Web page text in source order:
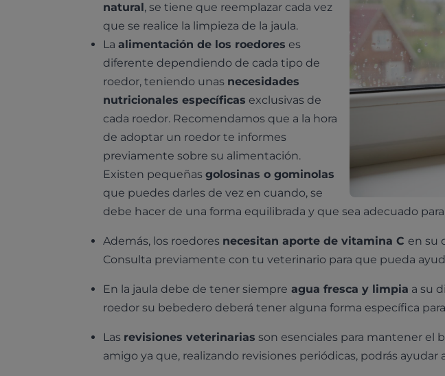
natural , se tiene que reemplazar cada vez
que se realice la limpieza de la jaula.
La alimentación de los roedores es
diferente dependiendo de cada tipo de
roedor, teniendo unas necesidades
nutricionales específicas exclusivas de
cada roedor. Recomendamos que a la hora
de adoptar un roedor te informes
previamente sobre su alimentación.
Existen pequeñas golosinas o gominolas
que puedes darles de vez en cuando, se
debe hacer de una forma equilibrada y que sea adecuado
Además, los roedores necesitan aporte de vitamina C en su
Consulta previamente con tu veterinario para que pueda
En la jaula debe de tener siempre agua fresca y limpia a su
roedor su bebedero deberá tener alguna forma específica
Las revisiones veterinarias son esenciales para mantener el
amigo ya que, realizando revisiones periódicas, podrás